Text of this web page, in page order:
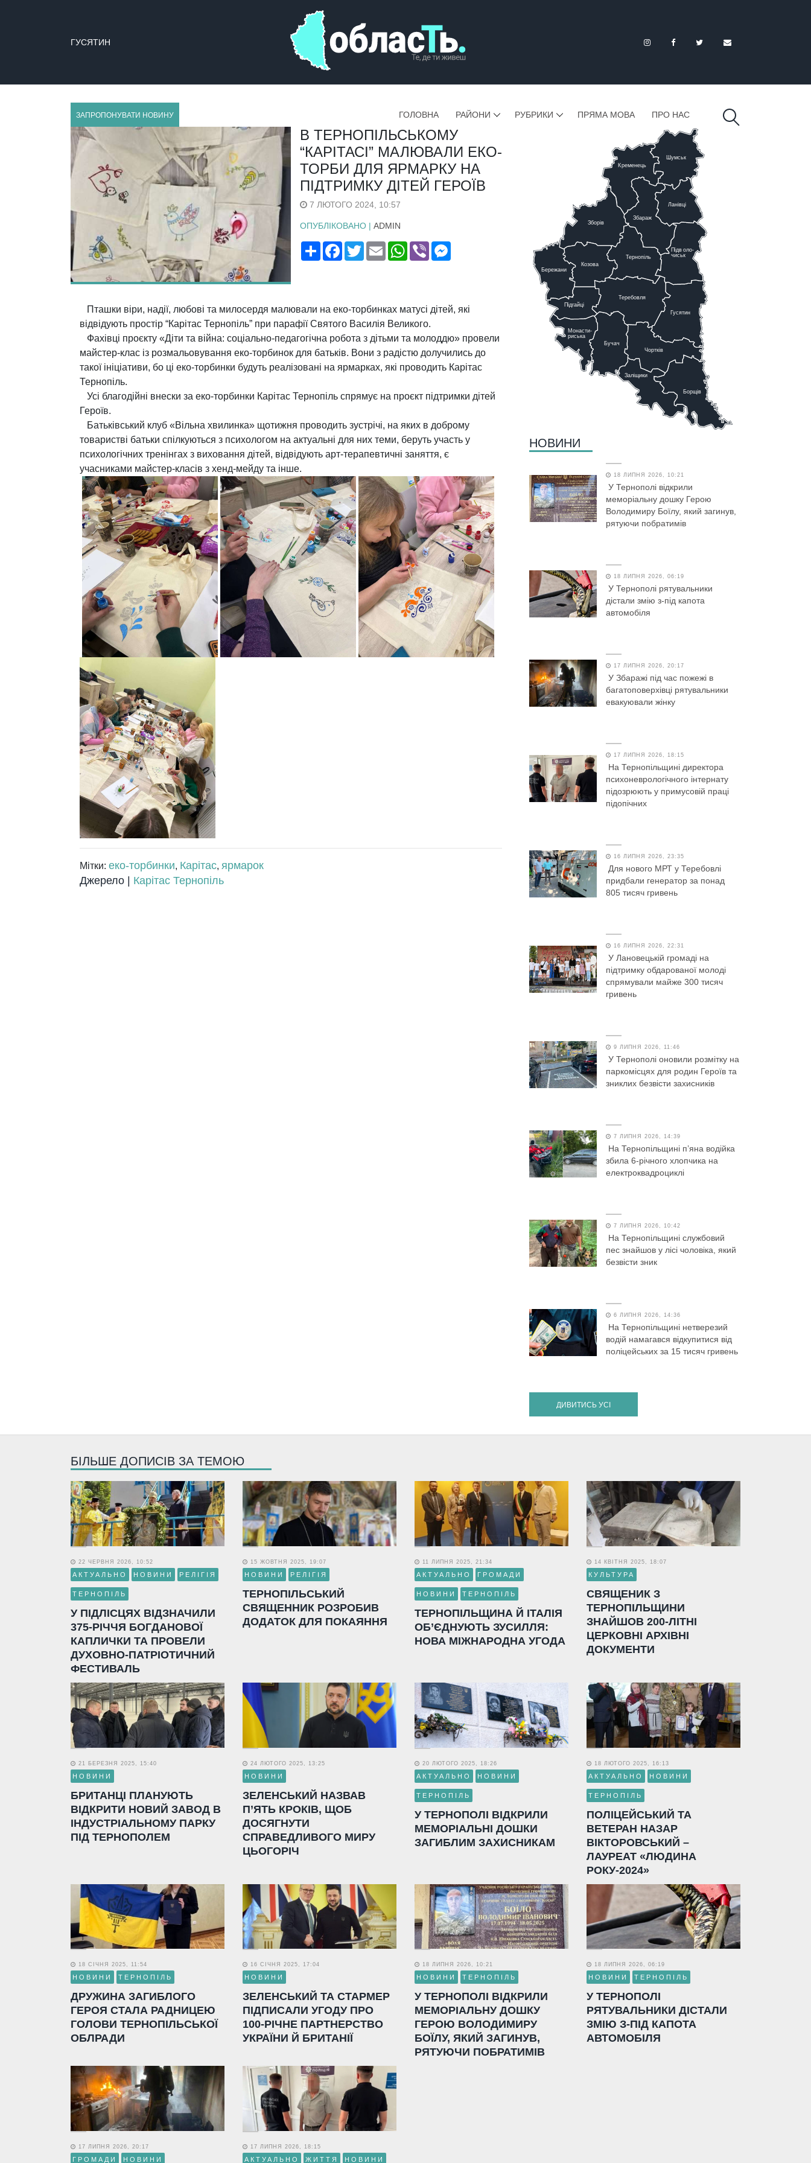
ГУСЯТИН
ЗАПРОПОНУВАТИ НОВИНУ ГОЛОВНА РАЙОНИ РУБРИКИ ПРЯМА МОВА ПРО НАС
В ТЕРНОПІЛЬСЬКОМУ
“КАРІТАСІ” МАЛЮВАЛИ ЕКО-
ТОРБИ ДЛЯ ЯРМАРКУ НА
ПІДТРИМКУ ДІТЕЙ ГЕРОЇВ
7 ЛЮТОГО 2024, 10:57
ОПУБЛІКОВАНО | ADMIN
ПоширитиFacebook
TwitterEmail WhatsApp
Viber
Пташки віри, надії, любові та милосердя малювали на еко-торбинках матусі дітей, які
відвідують простір “Карітас Тернопіль” при парафії Святого Василія Великого.
Фахівці проєкту «Діти та війна: соціально-педагогічна робота з дітьми та молоддю» провели
майстер-клас із розмальовування еко-торбинок для батьків. Вони з радістю долучились до
такої ініціативи, бо ці еко-торбинки будуть реалізовані на ярмарках, які проводить Карітас
Тернопіль.
Усі благодійні внески за еко-торбинки Карітас Тернопіль спрямує на проєкт підтримки дітей
Героїв.
Батьківський клуб «Вільна хвилинка» щотижня проводить зустрічі, на яких в доброму
товаристві батьки спілкуються з психологом на актуальні для них теми, беруть участь у
психологічних тренінгах з виховання дітей, відвідують арт-терапевтичні заняття, є
учасниками майстер-класів з хенд-мейду та інше.
Мітки: еко-торбинки, Карітас, ярмарок
Джерело | Карітас Тернопіль
Тернопіль
Теребовля
Бучач
Заліщики
Борщів
Чортків
Гусятин
Підволо-
чиськ
Ланівці
Збараж
Шумськ
Кременець
Козова
Бережани
Підгайці
Зборів
Монасти-
риська
НОВИНИ
18 ЛИПНЯ 2026, 10:21
У Тернополі відкрили
меморіальну дошку Герою
Володимиру Боїлу, який загинув,
рятуючи побратимів
18 ЛИПНЯ 2026, 06:19
У Тернополі рятувальники
дістали змію з-під капота
автомобіля
17 ЛИПНЯ 2026, 20:17
У Збаражі під час пожежі в
багатоповерхівці рятувальники
евакуювали жінку
17 ЛИПНЯ 2026, 18:15
На Тернопільщині директора
психоневрологічного інтернату
підозрюють у примусовій праці
підопічних
16 ЛИПНЯ 2026, 23:35
Для нового МРТ у Теребовлі
придбали генератор за понад
805 тисяч гривень
16 ЛИПНЯ 2026, 22:31
У Лановецькій громаді на
підтримку обдарованої молоді
спрямували майже 300 тисяч
гривень
9 ЛИПНЯ 2026, 11:46
У Тернополі оновили розмітку на
паркомісцях для родин Героїв та
зниклих безвісти захисників
7 ЛИПНЯ 2026, 14:39
На Тернопільщині п’яна водійка
збила 6-річного хлопчика на
електроквадроциклі
7 ЛИПНЯ 2026, 10:42
На Тернопільщині службовий
пес знайшов у лісі чоловіка, який
безвісти зник
6 ЛИПНЯ 2026, 14:36
На Тернопільщині нетверезий
водій намагався відкупитися від
поліцейських за 15 тисяч гривень
ДИВИТИСЬ УСІ
БІЛЬШЕ ДОПИСІВ ЗА ТЕМОЮ
22 ЧЕРВНЯ 2026, 10:52
АКТУАЛЬНО НОВИНИ РЕЛІГІЯ
ТЕРНОПІЛЬ
У ПІДЛІСЦЯХ ВІДЗНАЧИЛИ
375-РІЧЧЯ БОГДАНОВОЇ
КАПЛИЧКИ ТА ПРОВЕЛИ
ДУХОВНО-ПАТРІОТИЧНИЙ
ФЕСТИВАЛЬ
15 ЖОВТНЯ 2025, 19:07
НОВИНИ РЕЛІГІЯ
ТЕРНОПІЛЬСЬКИЙ
СВЯЩЕННИК РОЗРОБИВ
ДОДАТОК ДЛЯ ПОКАЯННЯ
11 ЛИПНЯ 2025, 21:34
АКТУАЛЬНО ГРОМАДИ
НОВИНИ ТЕРНОПІЛЬ
ТЕРНОПІЛЬЩИНА Й ІТАЛІЯ
ОБ’ЄДНУЮТЬ ЗУСИЛЛЯ:
НОВА МІЖНАРОДНА УГОДА
14 КВІТНЯ 2025, 18:07
КУЛЬТУРА
СВЯЩЕНИК З
ТЕРНОПІЛЬЩИНИ
ЗНАЙШОВ 200-ЛІТНІ
ЦЕРКОВНІ АРХІВНІ
ДОКУМЕНТИ
21 БЕРЕЗНЯ 2025, 15:40
НОВИНИ
БРИТАНЦІ ПЛАНУЮТЬ
ВІДКРИТИ НОВИЙ ЗАВОД В
ІНДУСТРІАЛЬНОМУ ПАРКУ
ПІД ТЕРНОПОЛЕМ
24 ЛЮТОГО 2025, 13:25
НОВИНИ
ЗЕЛЕНСЬКИЙ НАЗВАВ
П’ЯТЬ КРОКІВ, ЩОБ
ДОСЯГНУТИ
СПРАВЕДЛИВОГО МИРУ
ЦЬОГОРІЧ
20 ЛЮТОГО 2025, 18:26
АКТУАЛЬНО НОВИНИ
ТЕРНОПІЛЬ
У ТЕРНОПОЛІ ВІДКРИЛИ
МЕМОРІАЛЬНІ ДОШКИ
ЗАГИБЛИМ ЗАХИСНИКАМ
18 ЛЮТОГО 2025, 16:13
АКТУАЛЬНО НОВИНИ
ТЕРНОПІЛЬ
ПОЛІЦЕЙСЬКИЙ ТА
ВЕТЕРАН НАЗАР
ВІКТОРОВСЬКИЙ –
ЛАУРЕАТ «ЛЮДИНА
РОКУ-2024»
18 СІЧНЯ 2025, 11:54
НОВИНИ ТЕРНОПІЛЬ
ДРУЖИНА ЗАГИБЛОГО
ГЕРОЯ СТАЛА РАДНИЦЕЮ
ГОЛОВИ ТЕРНОПІЛЬСЬКОЇ
ОБЛРАДИ
16 СІЧНЯ 2025, 17:04
НОВИНИ
ЗЕЛЕНСЬКИЙ ТА СТАРМЕР
ПІДПИСАЛИ УГОДУ ПРО
100-РІЧНЕ ПАРТНЕРСТВО
УКРАЇНИ Й БРИТАНІЇ
18 ЛИПНЯ 2026, 10:21
НОВИНИ ТЕРНОПІЛЬ
У ТЕРНОПОЛІ ВІДКРИЛИ
МЕМОРІАЛЬНУ ДОШКУ
ГЕРОЮ ВОЛОДИМИРУ
БОЇЛУ, ЯКИЙ ЗАГИНУВ,
РЯТУЮЧИ ПОБРАТИМІВ
18 ЛИПНЯ 2026, 06:19
НОВИНИ ТЕРНОПІЛЬ
У ТЕРНОПОЛІ
РЯТУВАЛЬНИКИ ДІСТАЛИ
ЗМІЮ З-ПІД КАПОТА
АВТОМОБІЛЯ
17 ЛИПНЯ 2026, 20:17
ГРОМАДИ НОВИНИ
17 ЛИПНЯ 2026, 18:15
АКТУАЛЬНО ЖИТТЯ НОВИНИ